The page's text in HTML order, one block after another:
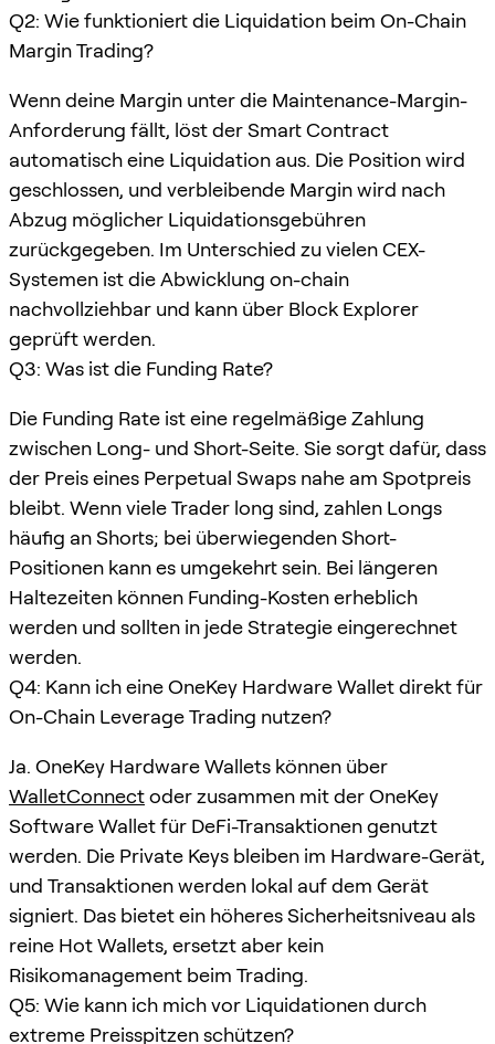
Q2: Wie funktioniert die Liquidation beim On-Chain
Margin Trading?
Wenn deine Margin unter die Maintenance-Margin-
Anforderung fällt, löst der Smart Contract
automatisch eine Liquidation aus. Die Position wird
geschlossen, und verbleibende Margin wird nach
Abzug möglicher Liquidationsgebühren
zurückgegeben. Im Unterschied zu vielen CEX-
Systemen ist die Abwicklung on-chain
nachvollziehbar und kann über Block Explorer
geprüft werden.
Q3: Was ist die Funding Rate?
Die Funding Rate ist eine regelmäßige Zahlung
zwischen Long- und Short-Seite. Sie sorgt dafür, dass
der Preis eines Perpetual Swaps nahe am Spotpreis
bleibt. Wenn viele Trader long sind, zahlen Longs
häufig an Shorts; bei überwiegenden Short-
Positionen kann es umgekehrt sein. Bei längeren
Haltezeiten können Funding-Kosten erheblich
werden und sollten in jede Strategie eingerechnet
werden.
Q4: Kann ich eine OneKey Hardware Wallet direkt für
On-Chain Leverage Trading nutzen?
Ja. OneKey Hardware Wallets können über
WalletConnectoder zusammen mit der OneKey
Software Wallet für DeFi-Transaktionen genutzt
werden. Die Private Keys bleiben im Hardware-Gerät,
und Transaktionen werden lokal auf dem Gerät
signiert. Das bietet ein höheres Sicherheitsniveau als
reine Hot Wallets, ersetzt aber kein
Risikomanagement beim Trading.
Q5: Wie kann ich mich vor Liquidationen durch
extreme Preisspitzen schützen?